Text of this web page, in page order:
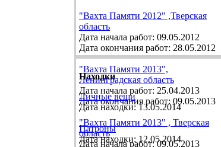
"Вахта Памяти 2012" ,Тверская
область
Дата начала работ: 09.05.2012
Дата окончания работ: 28.05.2012
"Вахта Памяти 2013",
Ленинградская область
Дата начала работ: 25.04.2013
Дата окончания работ: 09.05.2013
"Вахта Памяти 2013" , Тверская
область
Дата начала работ: 09.05.2013
Находки
Личные вещи
Дата находки: 13.05.2014
Патроны
Дата находки: 12.05.2014